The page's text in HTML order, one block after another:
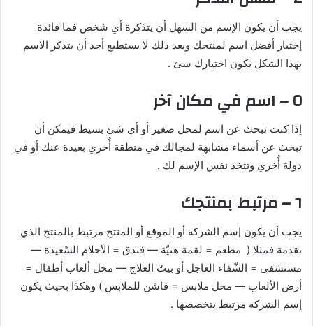
يجب أن يكون الإسم من السهل أن يتذكرة أي شخص فما فائدة
إختيار أفضل اسم لمنتجك وبعد ذلك لا يستطيع أحد أن يتذكر الاسم
بهذا الشكل يكون اختيارك سئ .
٥ – اسم في مكان آخر
إذا كنت تبحث عن اسم لمحل صغير أو أي شئ بسيط فيمكن أن
تبحث عن أسماء مشابهة لمجالك في منطقة أُخري بعيدة عنك أو في
دولة أُخري وتتخذ نفس الإسم لك .
٦ – مرتبط بمنتجك
يجب أن يكون إسم الشركه أو الموقع أو المنتج مرتبط بالمنتج الذي
تقدمة فمثلا ( مطعم = لقمة هنيّة — فندق = الأحلام السّعيدة —
مستشفى = الشّفاء العاجل أو بيتُ العلاج — محل ألعاب أطفال =
أرض الألعاب — محل ملابس = فاشن للملابس ) وهكذا بحيث يكون
إسم الشركه مرتبط بتخصصها .